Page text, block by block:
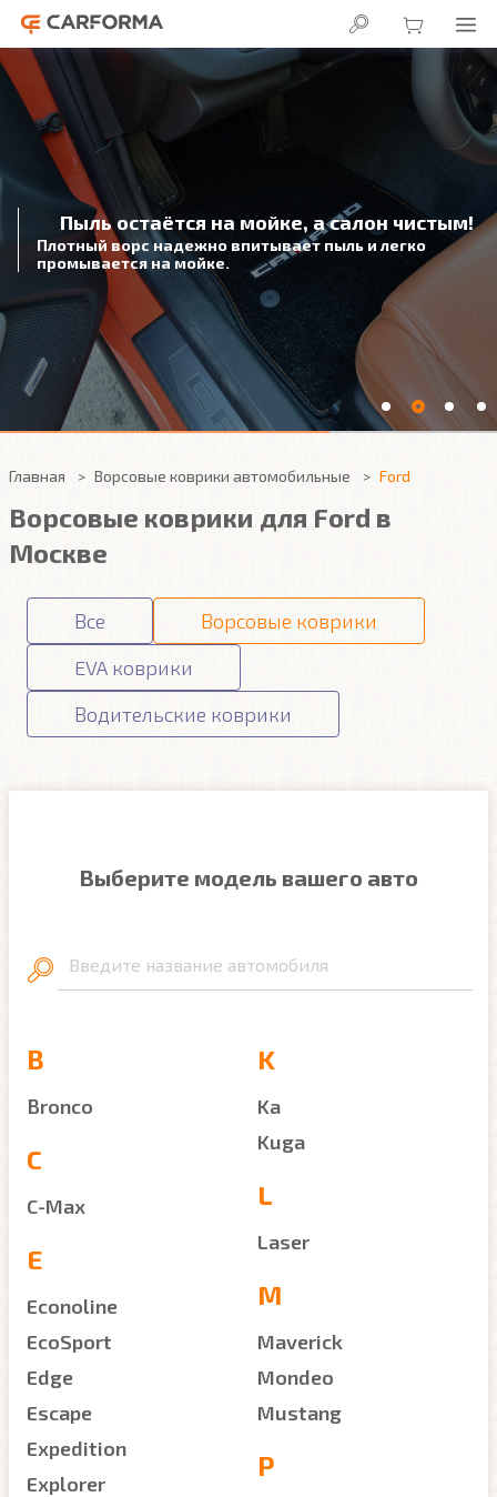
Пыль остаётся на мойке, а салон чистым!
Плотный ворс надежно впитывает пыль и легко
промывается на мойке.
Главная Ворсовые коврики автомобильные Ford
Ворсовые коврики для Ford в
Москве
Все
Ворсовые коврики
EVA коврики
Водительские коврики
Выберите модель вашего авто
Введите название автомобиля
B
Bronco
C
C-Max
E
Econoline
EcoSport
Edge
Escape
Expedition
Explorer
K
Ka
Kuga
L
Laser
M
Maverick
Mondeo
Mustang
P